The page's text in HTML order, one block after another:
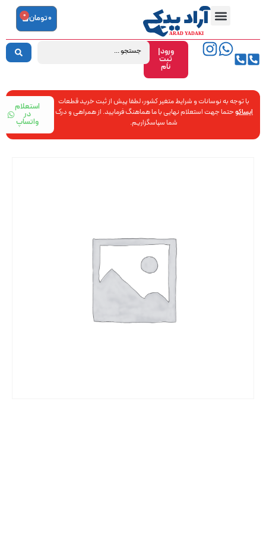
ورود|
ثبت
نام
0تومان 0
با توجه به نوسانات و شرایط متغیر کشور، لطفا پیش از ثبت خرید قطعات
ایساکوحتما جهت استعلام نهایی با ما هماهنگ فرمایید. از همراهی و درک
شما سپاسگزاریم.
استعلام
در
واتساپ